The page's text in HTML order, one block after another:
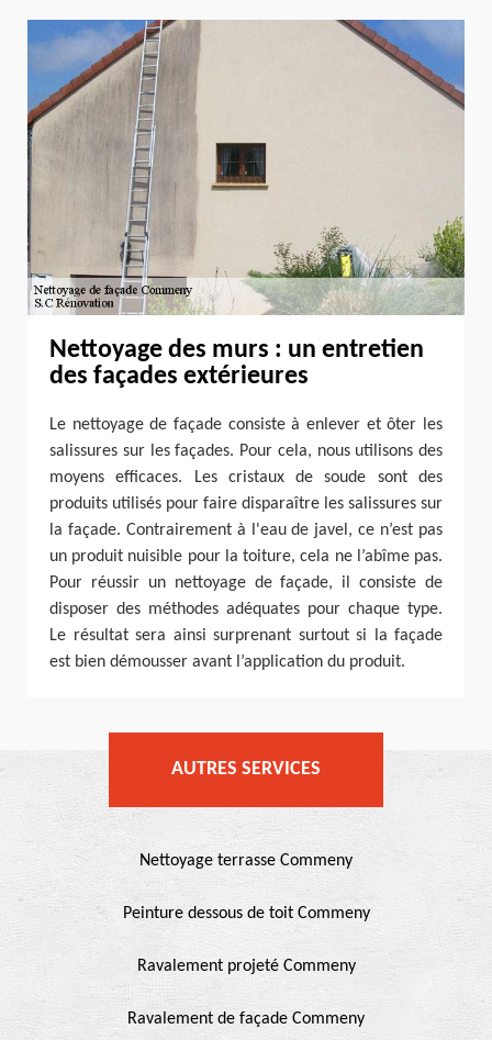
Nettoyage des murs : un entretien
des façades extérieures
Le nettoyage de façade consiste à enlever et ôter les
salissures sur les façades. Pour cela, nous utilisons des
moyens efficaces. Les cristaux de soude sont des
produits utilisés pour faire disparaître les salissures sur
la façade. Contrairement à l'eau de javel, ce n’est pas
un produit nuisible pour la toiture, cela ne l’abîme pas.
Pour réussir un nettoyage de façade, il consiste de
disposer des méthodes adéquates pour chaque type.
Le résultat sera ainsi surprenant surtout si la façade
est bien démousser avant l’application du produit.
AUTRES SERVICES
Nettoyage terrasse Commeny
Peinture dessous de toit Commeny
Ravalement projeté Commeny
Ravalement de façade Commeny